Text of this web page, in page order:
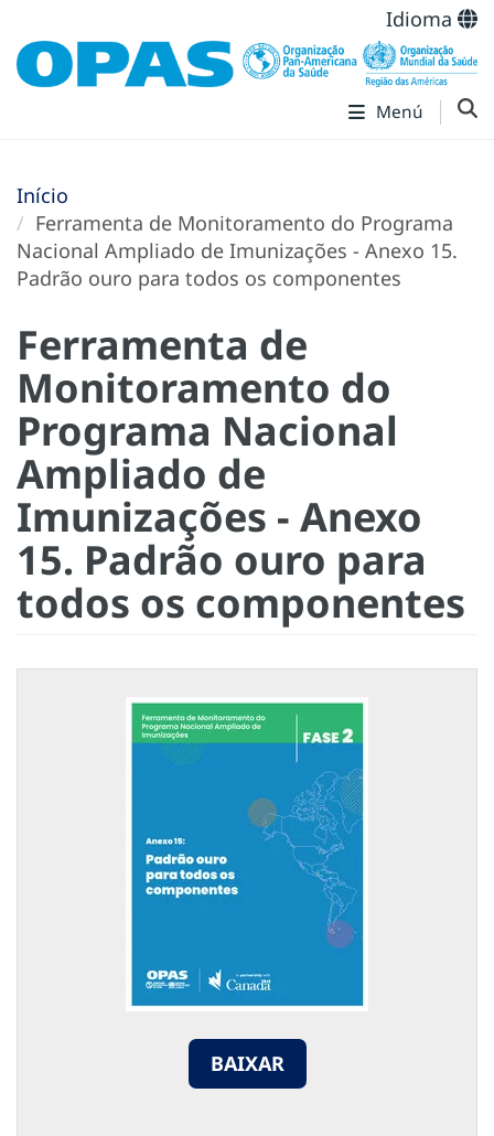
Idioma
Menú
Início
Ferramenta de Monitoramento do Programa
Nacional Ampliado de Imunizações - Anexo 15.
Padrão ouro para todos os componentes
Ferramenta de
Monitoramento do
Programa Nacional
Ampliado de
Imunizações - Anexo
15. Padrão ouro para
todos os componentes
BAIXAR